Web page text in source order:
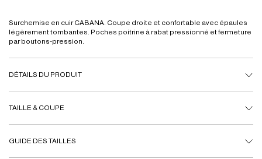
Surchemise en cuir CABANA. Coupe droite et confortable avec épaules
légèrement tombantes. Poches poitrine à rabat pressionné et fermeture
par boutons-pression.
DÉTAILS DU PRODUIT
TAILLE & COUPE
GUIDE DES TAILLES